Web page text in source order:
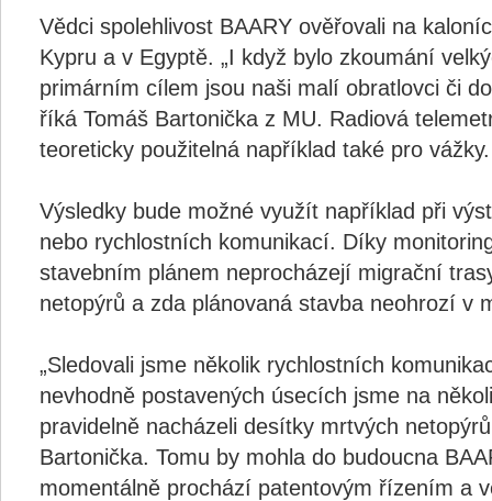
Vědci spolehlivost BAARY ověřovali na
Kypru a v Egyptě. „I když bylo zkoumání
primárním cílem jsou naši malí obratlovci či
říká Tomáš Bartonička z MU. Radiová
teoreticky použitelná například také pro vážky.
Výsledky bude možné využít například při
nebo rychlostních komunikací. Díky
stavebním plánem neprocházejí migrační
netopýrů a zda plánovaná stavba neohrozí v
„Sledovali jsme několik rychlostních
nevhodně postavených úsecích jsme na
pravidelně nacházeli desítky mrtvých
Bartonička. Tomu by mohla do budoucna
momentálně prochází patentovým řízením a